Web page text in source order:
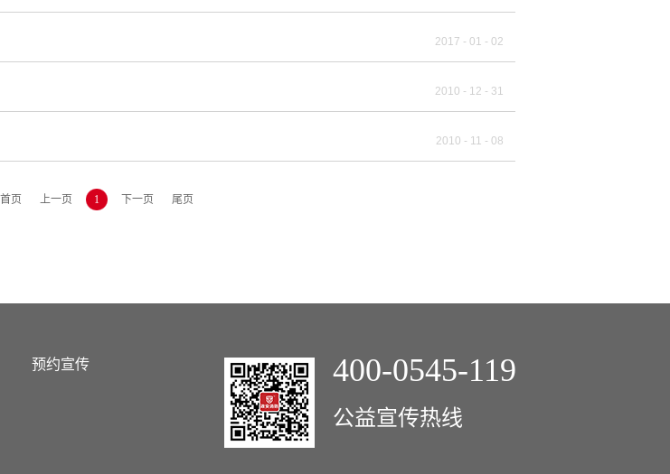
2017 - 01 - 02
2010 - 12 - 31
2010 - 11 - 08
首页 上一页 1 下一页 尾页
预约宣传 400-0545-119
公益宣传热线